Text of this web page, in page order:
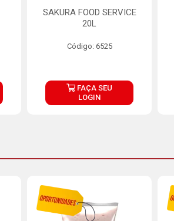
SAKURA FOOD SERVICE
20L
Código: 6525
FAÇA SEU
LOGIN